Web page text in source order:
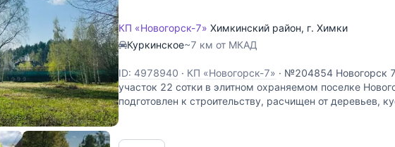
КП «Новогорск-7» Химкинский район, г. Химки
Куркинское~7 км от МКАД
ID: 4978940 · КП «Новогорск-7» · №204854 Новогорск
участок 22 сотки в элитном охраняемом поселке
подготовлен к строительству, расчищен от деревьев,